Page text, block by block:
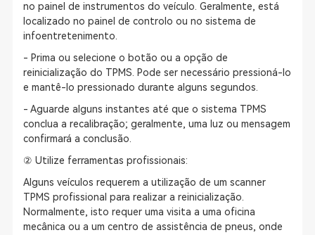
no painel de instrumentos do veículo. Geralmente, está
localizado no painel de controlo ou no sistema de
infoentretenimento.
- Prima ou selecione o botão ou a opção de
reinicialização do TPMS. Pode ser necessário pressioná-lo
e mantê-lo pressionado durante alguns segundos.
- Aguarde alguns instantes até que o sistema TPMS
conclua a recalibração; geralmente, uma luz ou mensagem
confirmará a conclusão.
② Utilize ferramentas profissionais:
Alguns veículos requerem a utilização de um scanner
TPMS profissional para realizar a reinicialização.
Normalmente, isto requer uma visita a uma oficina
mecânica ou a um centro de assistência de pneus, onde